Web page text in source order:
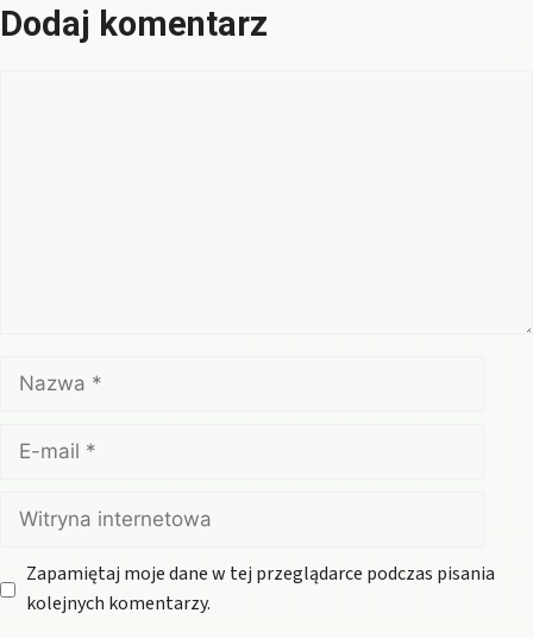
Dodaj komentarz
Nazwa
mail
Witryna
internetowa
Zapamiętaj moje dane w tej przeglądarce podczas pisania
kolejnych komentarzy.